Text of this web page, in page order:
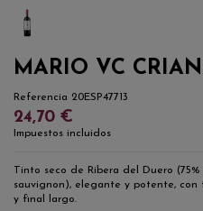
MARIO VC
Referencia 20ESP47713
24,70 €
Impuestos incluidos
Tinto seco de Ribera del Duero
sauvignon), elegante y potente, con
y final largo.